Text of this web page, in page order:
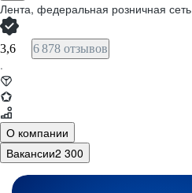
Лента, федеральная розничная сеть
3,6 6 878 отзывов
·
О компании
Вакансии2 300